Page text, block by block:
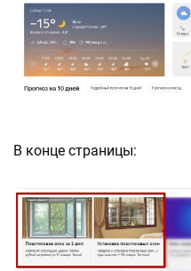
В конце страницы: